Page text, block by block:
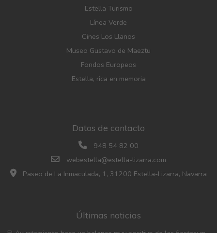
Estella Turismo
Línea Verde
Cines Los Llanos
Museo Gustavo de Maeztu
Fondos Europeos
Estella, rica en memoria
Datos de contacto
948 54 82 00
webestella@estella-lizarra.com
Paseo de La Inmaculada, 1, 31200 Estella-Lizarra, Navarra
Últimas noticias